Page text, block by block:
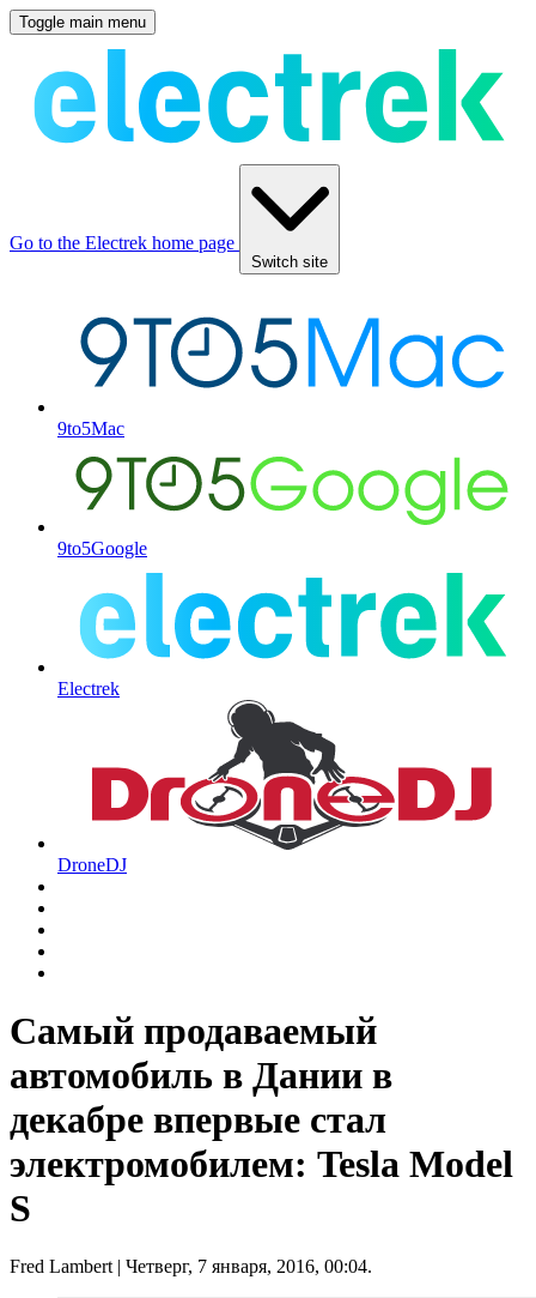
Toggle main menu
Go to the Electrek home page
Switch site
9to5Mac
9to5Google
Electrek
DroneDJ
Самый продаваемый
автомобиль в Дании в
декабре впервые стал
электромобилем: Tesla Model
S
Fred Lambert| Четверг, 7 января, 2016, 00:04.